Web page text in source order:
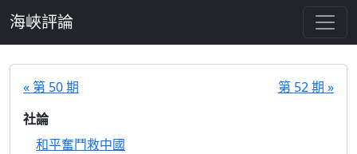
海峽評論
« 第 50 期
第 52 期 »
社論
和平奮鬥救中國